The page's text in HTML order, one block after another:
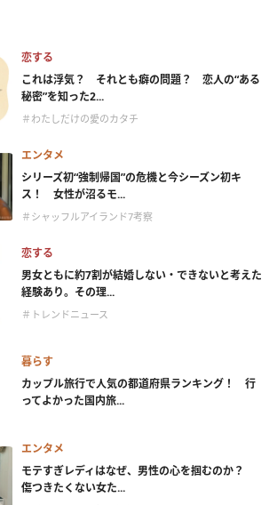
恋する
これは浮気？ それとも癖の問題？ 恋人の“ある
秘密”を知った2...
＃わたしだけの愛のカタチ
エンタメ
シリーズ初“強制帰国”の危機と今シーズン初キ
ス！ 女性が沼るモ...
＃シャッフルアイランド7考察
恋する
男女ともに約7割が結婚しない・できないと考えた
経験あり。その理...
＃トレンドニュース
暮らす
カップル旅行で人気の都道府県ランキング！ 行
ってよかった国内旅...
エンタメ
モテすぎレディはなぜ、男性の心を掴むのか？
傷つきたくない女た...